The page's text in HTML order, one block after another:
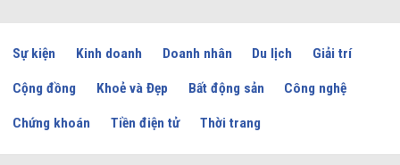
Sự kiện Kinh doanh Doanh nhân Du lịch Giải trí
Cộng đồng Khoẻ và Đẹp Bất động sản Công nghệ
Chứng khoán Tiền điện tử Thời trang